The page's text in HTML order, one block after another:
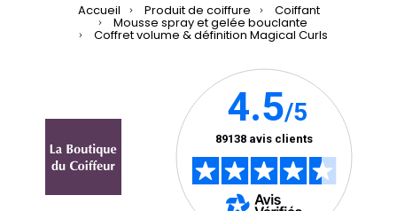
Accueil Produit de coiffure Coiffant
Mousse spray et gelée bouclante
Coffret volume & définition Magical Curls